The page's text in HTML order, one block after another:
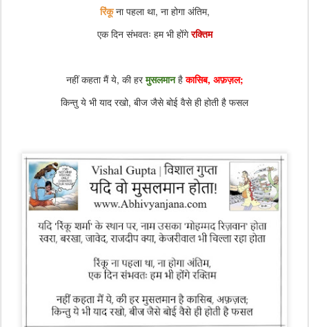
रिंकूना पहला था, ना होगा अंतिम,
एक दिन संभवतः हम भी होंगेरक्तिम
नहीं कहता मैं ये, की हरमुसलमानहैकासिब, अफ़ज़ल;
किन्तु ये भी याद रखो, बीज जैसे बोई वैसे ही होती है फसल